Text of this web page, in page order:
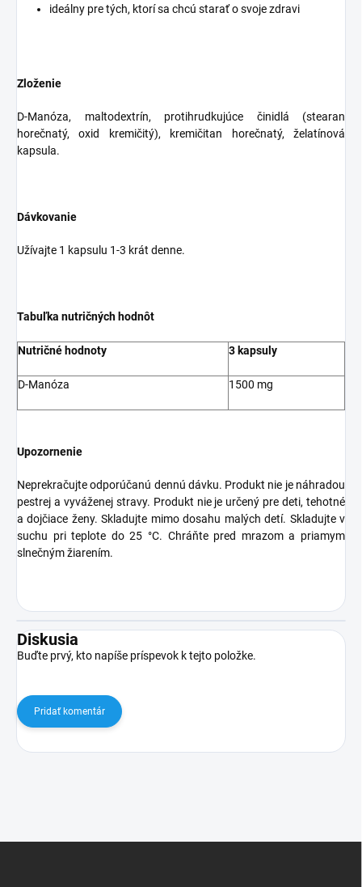
ideálny pre tých, ktorí sa chcú starať o svoje zdravi
Zloženie
D-Manóza, maltodextrín, protihrudkujúce činidlá (stearan
horečnatý, oxid kremičitý), kremičitan horečnatý, želatínová
kapsula.
Dávkovanie
Užívajte 1 kapsulu 1-3 krát denne.
Tabuľka nutričných hodnôt
Nutričné hodnoty 3 kapsuly
D-Manóza 1500 mg
Upozornenie
Neprekračujte odporúčanú dennú dávku. Produkt nie je náhradou
pestrej a vyváženej stravy. Produkt nie je určený pre deti, tehotné
a dojčiace ženy. Skladujte mimo dosahu malých detí. Skladujte v
suchu pri teplote do 25 °C. Chráňte pred mrazom a priamym
slnečným žiarením.
Diskusia
Buďte prvý, kto napíše príspevok k tejto položke.
Pridať komentár